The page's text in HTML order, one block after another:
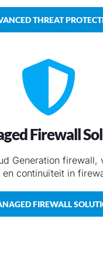
THREAT
Firewall
Generation firewall,
en continuïteit in
FIREWALL